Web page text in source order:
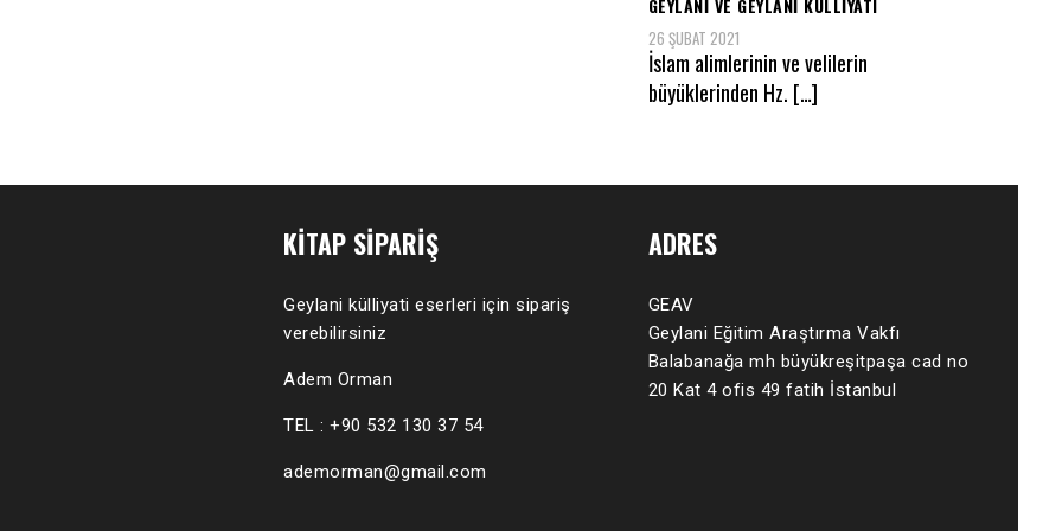
26 ŞUBAT 2021
İslam alimlerinin ve velilerin
büyüklerinden Hz. […]
KITAP SIPARIŞ
Geylani külliyati eserleri için sipariş
verebilirsiniz
Adem Orman
TEL : +90 532 130 37 54
ademorman@gmail.com
ADRES
GEAV
Geylani Eğitim Araştırma Vakfı
Balabanağa mh büyükreşitpaşa cad no
20 Kat 4 ofis 49 fatih İstanbul